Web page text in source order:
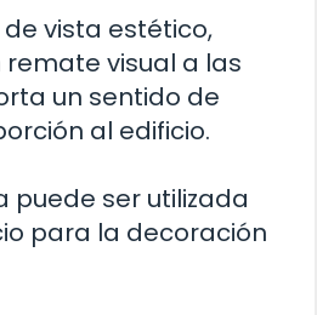
vista estético,
visual a las
un sentido de
al edificio.
puede ser utilizada
para la decoración